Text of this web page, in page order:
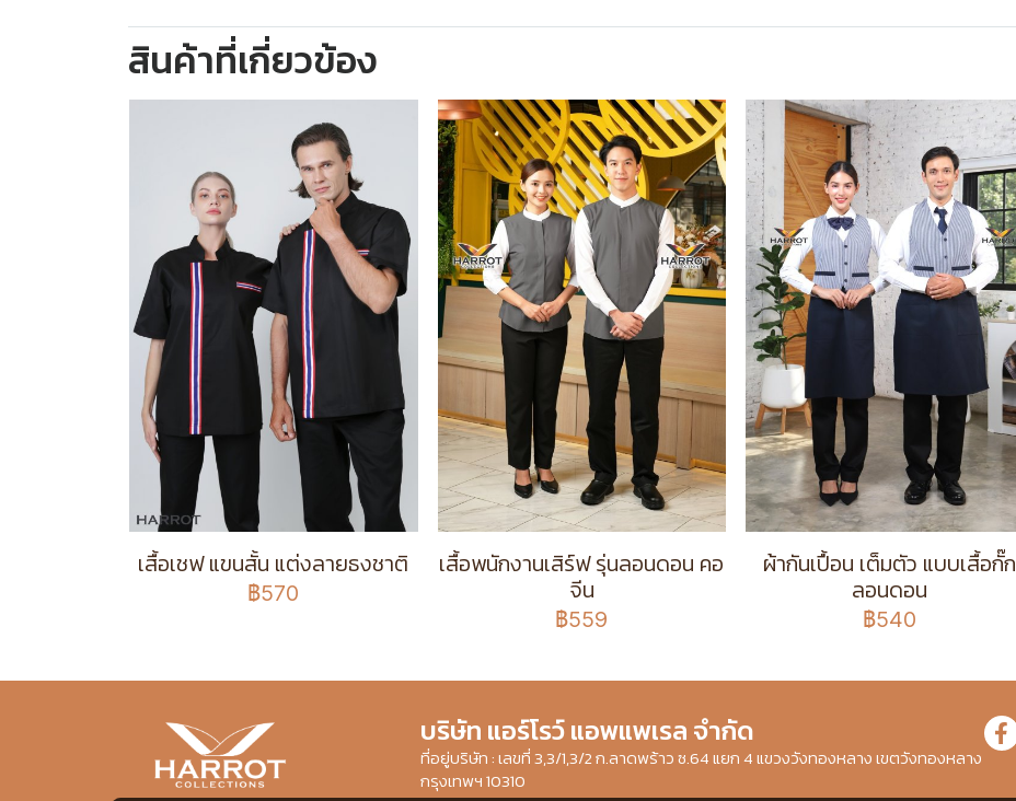
สินค้าที่เกี่ยวข้อง
เสื้อเชฟ แขนสั้น แต่งลายธงชาติ
฿570
เสื้อพนักงานเสิร์ฟ รุ่นลอนดอน คอ
จีน
฿559
ผ้ากันเปื้อน เต็มตัว แบบเสื้อกั๊ก
ลอนดอน
฿540
บริษัท แอร์โรว์ แอพแพเรล จำกัด
ที่อยู่บริษัท : เลขที่ 3,3/1,3/2 ก.ลาดพร้าว ซ.64 แยก 4 แขวงวังทองหลาง เขตวังทองหลาง
กรุงเทพฯ 10310